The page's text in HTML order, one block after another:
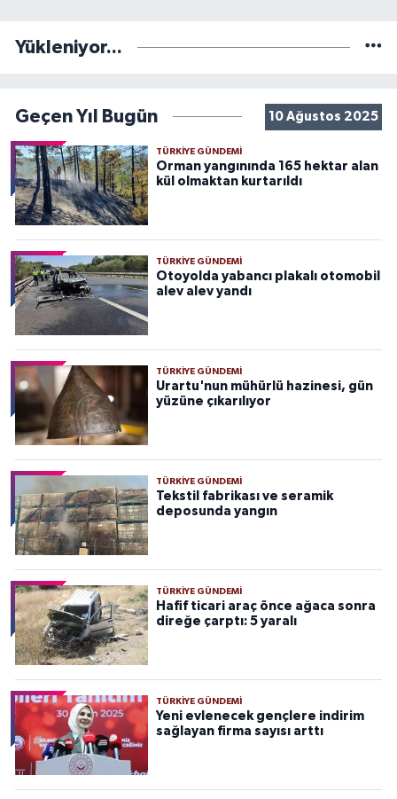
Yükleniyor...
Geçen Yıl Bugün 10 Ağustos 2025
TÜRKIYE GÜNDEMI
Orman yangınında 165 hektar alan
kül olmaktan kurtarıldı
TÜRKIYE GÜNDEMI
Otoyolda yabancı plakalı otomobil
alev alev yandı
TÜRKIYE GÜNDEMI
Urartu'nun mühürlü hazinesi, gün
yüzüne çıkarılıyor
TÜRKIYE GÜNDEMI
Tekstil fabrikası ve seramik
deposunda yangın
TÜRKIYE GÜNDEMI
Hafif ticari araç önce ağaca sonra
direğe çarptı: 5 yaralı
TÜRKIYE GÜNDEMI
Yeni evlenecek gençlere indirim
sağlayan firma sayısı arttı